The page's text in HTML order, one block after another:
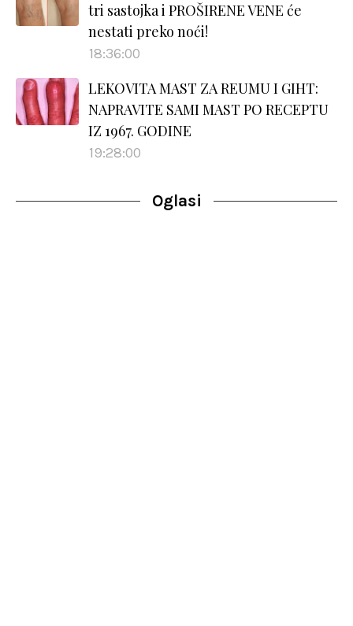
tri sastojka i PROŠIRENE VENE će
nestati preko noći!
18:36:00
LEKOVITA MAST ZA REUMU I GIHT:
NAPRAVITE SAMI MAST PO RECEPTU
IZ 1967. GODINE
19:28:00
Oglasi